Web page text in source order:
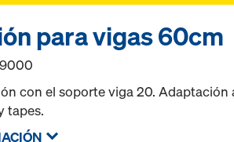
para vigas 60cm
con el soporte viga 20. Adaptación
tapes.